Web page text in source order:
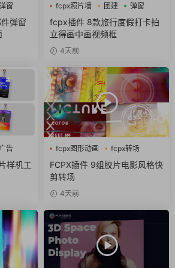
窗
弹窗
fcpx照片墙 团建 弹窗
fcpx插件 8款旅行度假打卡拍
立得画中画视频框
4天前
广告
样机工
fcpx图形动画
fcpx转场
噪点
FCPX插件 9组胶片电影风格快
剪转场
4天前